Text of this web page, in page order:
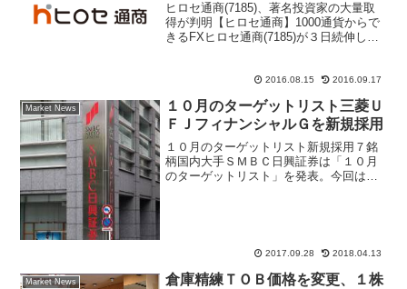
ヒロセ通商(7185)、著名投資家の大量取
得が判明【ヒロセ通商】1000通貨からで
きるFXヒロセ通商(7185)が３日続伸し連
ナス圏に沈む場面もあった。同社株につ
2016.08.15 2016.09.17
Market News
１０月のターゲットリスト三菱Ｕ
ＦＪフィナンシャルＧを新規採用
１０月のターゲットリスト新規採用７銘
柄国内大手ＳＭＢＣ日興証券は「１０月
のターゲットリスト」を発表。今回は１
2017.09.28 2018.04.13
Market News
倉庫精練ＴＯＢ価格を変更、１株